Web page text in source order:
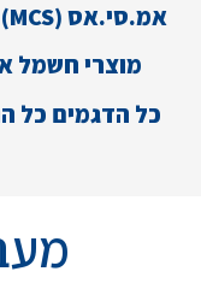
אמ.סי.אס (MCS) שיווק טכנולוגי בע"מ משווקת
מוצרי חשמל
כל הדגמים כל